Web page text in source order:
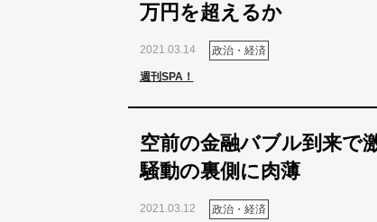
万円を超えるか
2021.03.14 政治・経済
週刊SPA！
空前の金融バブル到来で
騒動の裏側に肉薄
2021.03.12 政治・経済